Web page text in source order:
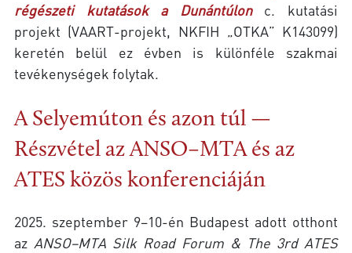
régészeti kutatások a Dunántúlon c. kutatási
projekt (VAART-projekt, NKFIH „OTKA” K143099)
keretén belül ez évben is különféle szakmai
tevékenységek folytak.
A Selyemúton és azon túl —
Részvétel az ANSO–MTA és az
ATES közös konferenciáján
2025. szeptember 9–10-én Budapest adott otthont
az ANSO–MTA Silk Road Forum & The 3rd ATES